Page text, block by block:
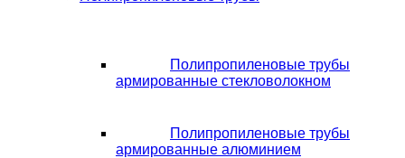
Полипропиленовые трубы
армированные стекловолокном
Полипропиленовые трубы
армированные алюминием